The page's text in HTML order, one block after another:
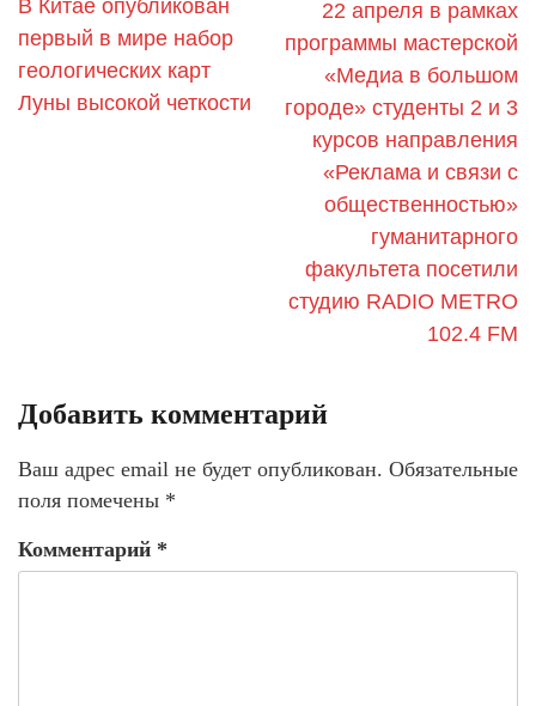
В Китае опубликован
первый в мире набор
геологических карт
Луны высокой четкости
22 апреля в рамках
программы мастерской
«Медиа в большом
городе» студенты 2 и 3
курсов направления
«Реклама и связи с
общественностью»
гуманитарного
факультета посетили
студию RADIO METRO
102.4 FM
Добавить комментарий
Ваш адрес email не будет опубликован. Обязательные
поля помечены *
Комментарий *